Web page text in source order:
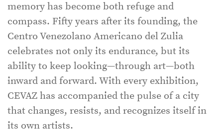
memory has become both refuge and
compass. Fifty years after its founding, the
Centro Venezolano Americano del Zulia
celebrates not only its endurance, but its
ability to keep looking—through art—both
inward and forward. With every exhibition,
CEVAZ has accompanied the pulse of a city
that changes, resists, and recognizes itself in
its own artists.